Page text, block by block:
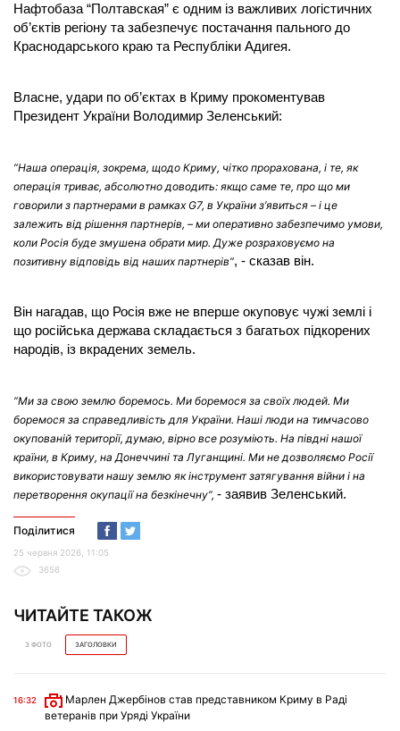
Нафтобаза “Полтавская” є одним із важливих логістичних
об’єктів регіону та забезпечує постачання пального до
Краснодарського краю та Республіки Адигея.
Власне, удари по об’єктах в Криму прокоментував
Президент України Володимир Зеленський:
“Наша операція, зокрема, щодо Криму, чітко прорахована, і те, як
операція триває, абсолютно доводить: якщо саме те, про що ми
говорили з партнерами в рамках G7, в України з’явиться – і це
залежить від рішення партнерів, – ми оперативно забезпечимо умови,
коли Росія буде змушена обрати мир. Дуже розраховуємо на
позитивну відповідь від наших партнерів”, - сказав він.
Він нагадав, що Росія вже не вперше окуповує чужі землі і
що російська держава складається з багатьох підкорених
народів, із вкрадених земель.
“Ми за свою землю боремось. Ми боремося за своїх людей. Ми
боремося за справедливість для України. Наші люди на тимчасово
окупованій території, думаю, вірно все розуміють. На півдні нашої
країни, в Криму, на Донеччині та Луганщині. Ми не дозволяємо Росії
використовувати нашу землю як інструмент затягування війни і на
перетворення окупації на безкінечну”, - заявив Зеленський.
Поділитися
25 червня 2026, 11:05
3656
ЧИТАЙТЕ ТАКОЖ
З ФОТО ЗАГОЛОВКИ
16:32
Марлен Джербінов став представником Криму в Раді
ветеранів при Уряді України